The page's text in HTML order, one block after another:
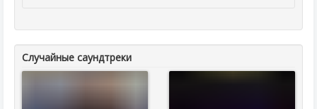
Случайные саундтреки